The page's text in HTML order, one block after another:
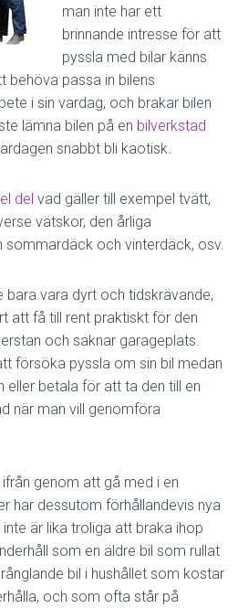
man inte har ett
brinnande intresse för att
pyssla med bilar känns
behöva passa in bilens
i sin vardag, och brakar bilen
lämna bilen på en bilverkstad
snabbt bli kaotisk.
del vad gäller till exempel tvätt,
vätskor, den årliga
sommardäck och vinterdäck, osv.
bara vara dyrt och tidskrävande,
att få till rent praktiskt för den
och saknar garageplats.
försöka pyssla om sin bil medan
eller betala för att ta den till en
när man vill genomföra
genom att gå med i en
har dessutom förhållandevis nya
är lika troliga att braka ihop
som en äldre bil som rullat
bil i hushållet som kostar
och som ofta står på